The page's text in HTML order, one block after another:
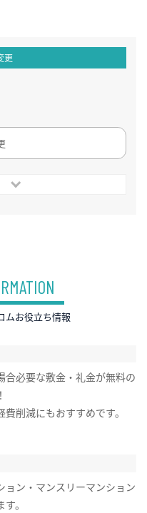
更
ムお役立ち情報
合必要な敷金・礼金が無料の
削減にもおすすめです。
ョン・マンスリーマンション
。